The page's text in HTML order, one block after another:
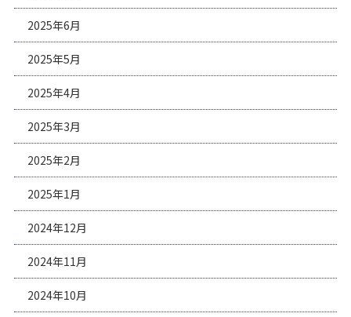
2025年6月
2025年5月
2025年4月
2025年3月
2025年2月
2025年1月
2024年12月
2024年11月
2024年10月